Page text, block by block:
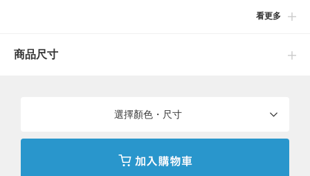
工藝為魅力點的〈BEAMS PLUS〉 圍巾。
圍巾設計的略長，可以選擇簡單的圍法、也可以繞好幾圈圍上，泛
看更多
商品尺寸
選擇顏色・尺寸